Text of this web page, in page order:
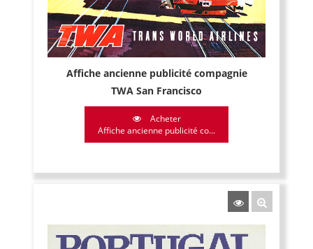
Affiche ancienne publicité compagnie
TWA San Francisco
Acheter
Affiche ancienne publicité co...